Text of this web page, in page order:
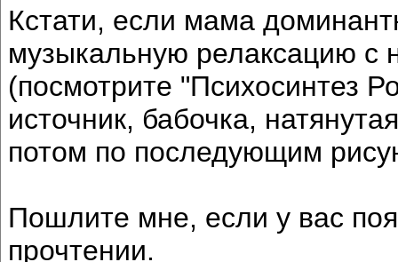
Кстати, если мама
музыкальную релаксацию с
(посмотрите "Психосинтез
источник, бабочка,
потом по последующим
Пошлите мне, если у вас
прочтении.